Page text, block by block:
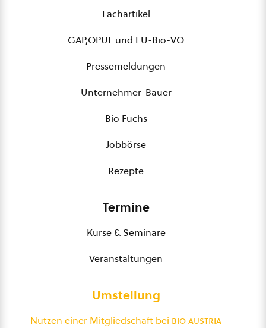
Fachartikel
GAP,ÖPUL und EU-Bio-VO
Pressemeldungen
Unternehmer-Bauer
Bio Fuchs
Jobbörse
Rezepte
Termine
Kurse & Seminare
Veranstaltungen
Umstellung
Nutzen einer Mitgliedschaft bei bio austria